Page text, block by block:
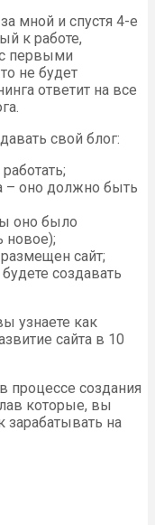
мной и спустя 4-е
к работе,
первыми
не будет
ответит на все
свой блог:
– оно должно быть
оно было
новое);
сайт;
создавать
узнаете как
сайта в 10
процессе создания
которые, вы
зарабатывать на